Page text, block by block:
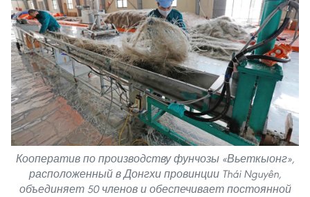
Кооператив по производству фунчозы «Вьеткыонг»,
расположенный в Донгхи провинции Thái Nguyên,
объединяет 50 членов и обеспечивает постоянной